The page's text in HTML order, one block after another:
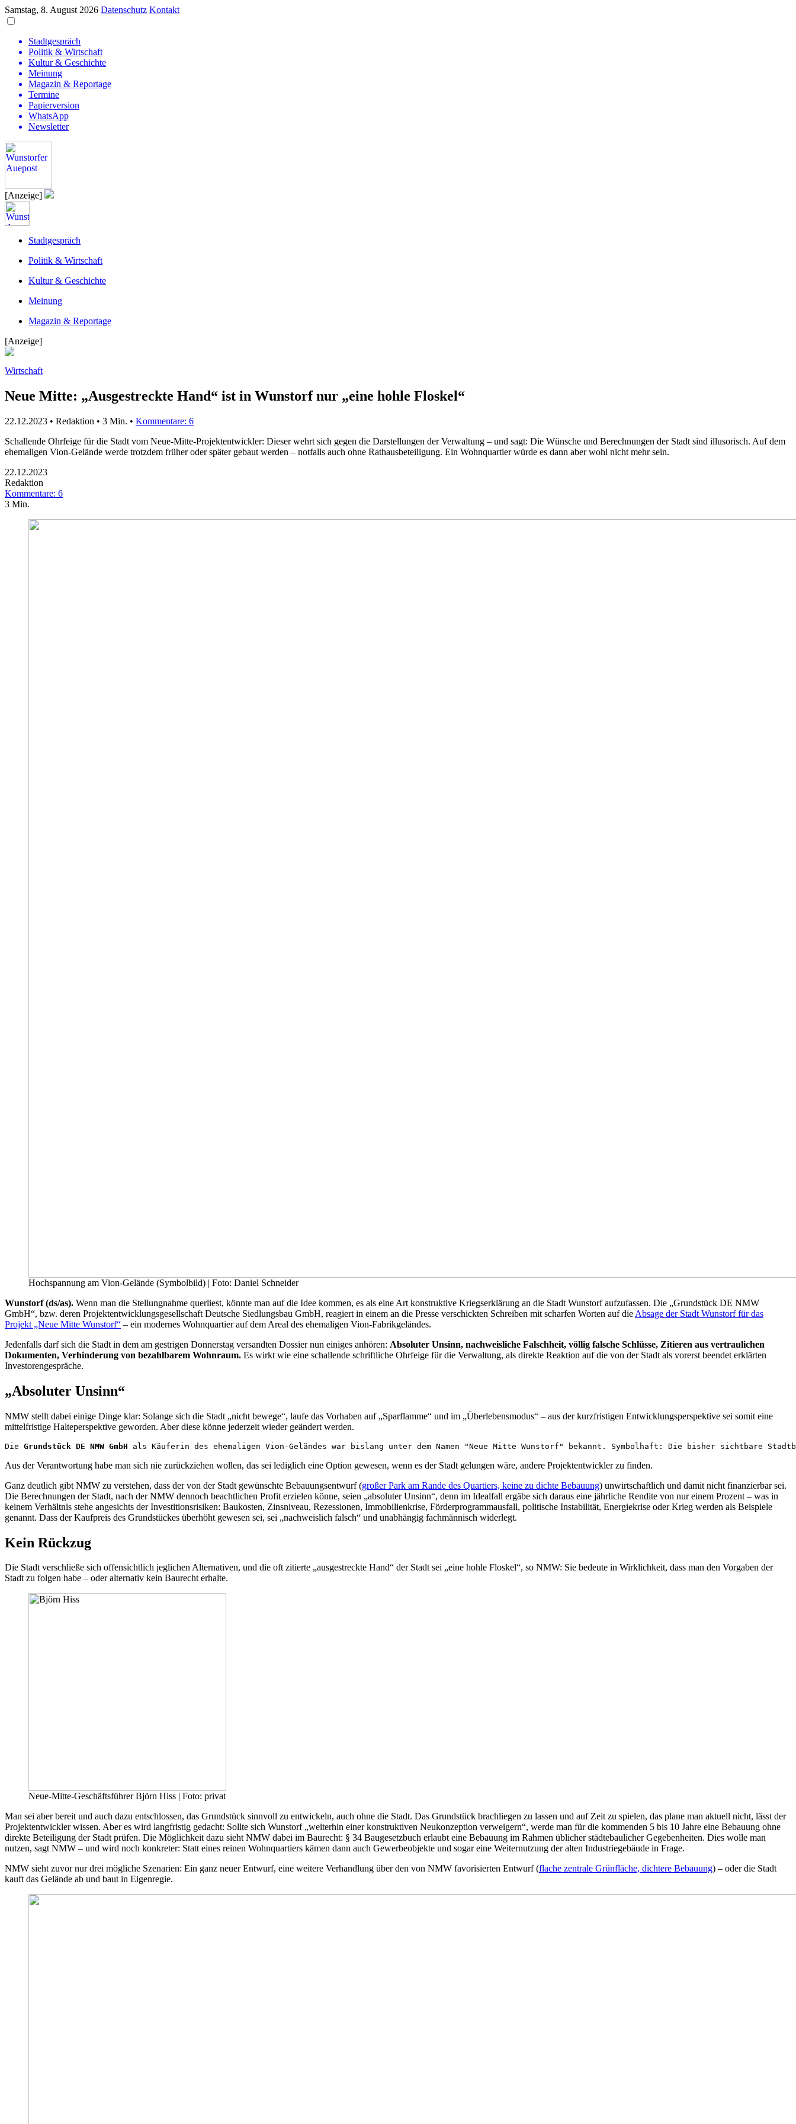
Samstag, 8. August 2026 Datenschutz Kontakt
Stadtgespräch
Politik & Wirtschaft
Kultur & Geschichte
Meinung
Magazin & Reportage
Termine
Papierversion
WhatsApp
Newsletter
[Anzeige]
Stadtgespräch
Politik & Wirtschaft
Kultur & Geschichte
Meinung
Magazin & Reportage
[Anzeige]
Wirtschaft
Neue Mitte: „Ausgestreckte Hand“ ist in Wunstorf nur „eine hohle Floskel“
22.12.2023 • Redaktion • 3 Min. • Kommentare: 6
Schallende Ohrfeige für die Stadt vom Neue-Mitte-Projektentwickler: Dieser wehrt sich gegen die Darstellungen der Verwaltung – und sagt: Die Wünsche und Berechnungen der Stadt sind illusorisch. Auf dem
ehemaligen Vion-Gelände werde trotzdem früher oder später gebaut werden – notfalls auch ohne Rathausbeteiligung. Ein Wohnquartier würde es dann aber wohl nicht mehr sein.
22.12.2023
Redaktion
Kommentare: 6
3 Min.
Hochspannung am Vion-Gelände (Symbolbild) | Foto: Daniel Schneider
Wunstorf (ds/as). Wenn man die Stellungnahme querliest, könnte man auf die Idee kommen, es als eine Art konstruktive Kriegserklärung an die Stadt Wunstorf aufzufassen. Die „Grundstück DE NMW
GmbH“, bzw. deren Projektentwicklungsgesellschaft Deutsche Siedlungsbau GmbH, reagiert in einem an die Presse verschickten Schreiben mit scharfen Worten auf die Absage der Stadt Wunstorf für das
Projekt „Neue Mitte Wunstorf“ – ein modernes Wohnquartier auf dem Areal des ehemaligen Vion-Fabrikgeländes.
Jedenfalls darf sich die Stadt in dem am gestrigen Donnerstag versandten Dossier nun einiges anhören: Absoluter Unsinn, nachweisliche Falschheit, völlig falsche Schlüsse, Zitieren aus vertraulichen
Dokumenten, Verhinderung von bezahlbarem Wohnraum. Es wirkt wie eine schallende schriftliche Ohrfeige für die Verwaltung, als direkte Reaktion auf die von der Stadt als vorerst beendet erklärten
Investorengespräche.
„Absoluter Unsinn“
NMW stellt dabei einige Dinge klar: Solange sich die Stadt „nicht bewege“, laufe das Vorhaben auf „Sparflamme“ und im „Überlebensmodus“ – aus der kurzfristigen Entwicklungsperspektive sei somit eine
mittelfristige Halteperspektive geworden. Aber diese könne jederzeit wieder geändert werden.
Die Grundstück DE NMW GmbH als Käuferin des ehemaligen Vion-Geländes war bislang unter dem Namen "Neue Mitte Wunstorf" bekannt. Symbolhaft: Die bisher sichtbare
Aus der Verantwortung habe man sich nie zurückziehen wollen, das sei lediglich eine Option gewesen, wenn es der Stadt gelungen wäre, andere Projektentwickler zu finden.
Ganz deutlich gibt NMW zu verstehen, dass der von der Stadt gewünschte Bebauungsentwurf (großer Park am Rande des Quartiers, keine zu dichte Bebauung) unwirtschaftlich und damit nicht finanzierbar sei.
Die Berechnungen der Stadt, nach der NMW dennoch beachtlichen Profit erzielen könne, seien „absoluter Unsinn“, denn im Idealfall ergäbe sich daraus eine jährliche Rendite von nur einem Prozent – was in
keinem Verhältnis stehe angesichts der Investitionsrisiken: Baukosten, Zinsniveau, Rezessionen, Immobilienkrise, Förderprogrammausfall, politische Instabilität, Energiekrise oder Krieg werden als Beispiele
genannt. Dass der Kaufpreis des Grundstückes überhöht gewesen sei, sei „nachweislich falsch“ und unabhängig fachmännisch widerlegt.
Kein Rückzug
Die Stadt verschließe sich offensichtlich jeglichen Alternativen, und die oft zitierte „ausgestreckte Hand“ der Stadt sei „eine hohle Floskel“, so NMW: Sie bedeute in Wirklichkeit, dass man den Vorgaben der
Stadt zu folgen habe – oder alternativ kein Baurecht erhalte.
Neue-Mitte-Geschäftsführer Björn Hiss | Foto: privat
Man sei aber bereit und auch dazu entschlossen, das Grundstück sinnvoll zu entwickeln, auch ohne die Stadt. Das Grundstück brachliegen zu lassen und auf Zeit zu spielen, das plane man aktuell nicht, lässt der
Projektentwickler wissen. Aber es wird langfristig gedacht: Sollte sich Wunstorf „weiterhin einer konstruktiven Neukonzeption verweigern“, werde man für die kommenden 5 bis 10 Jahre eine Bebauung ohne
direkte Beteiligung der Stadt prüfen. Die Möglichkeit dazu sieht NMW dabei im Baurecht: § 34 Baugesetzbuch erlaubt eine Bebauung im Rahmen üblicher städtebaulicher Gegebenheiten. Dies wolle man
nutzen, sagt NMW – und wird noch konkreter: Statt eines reinen Wohnquartiers kämen dann auch Gewerbeobjekte und sogar eine Weiternutzung der alten Industriegebäude in Frage.
NMW sieht zuvor nur drei mögliche Szenarien: Ein ganz neuer Entwurf, eine weitere Verhandlung über den von NMW favorisierten Entwurf (flache zentrale Grünfläche, dichtere Bebauung) – oder die Stadt
kauft das Gelände ab und baut in Eigenregie.